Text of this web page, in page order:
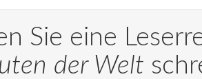
Sie eine
der Welt